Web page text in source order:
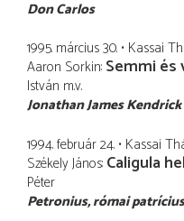
Don Carlos
1995. március 30. Kassai
Aaron Sorkin Semmi és
István m.v.
Jonathan James
1994. február 24. Kassai
Székely János Caligula
Péter
Petronius római